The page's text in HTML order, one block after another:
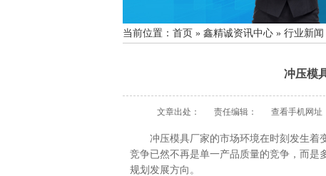
当前位置： 首页 » 鑫精诚资讯中心 » 行业新闻
冲压模
文章出处： 责任编辑： 查看手机网址
冲压模具厂家的市场环境在时刻发生着
竞争已然不再是单一产品质量的竞争，而是
规划发展方向。